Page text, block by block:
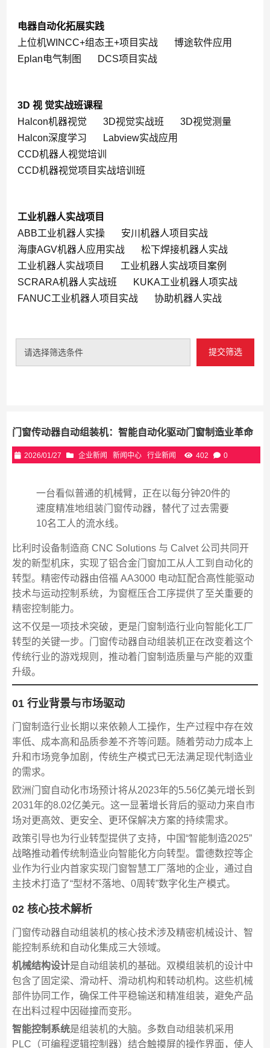
电器自动化拓展实践
上位机WINCC+组态王+项目实战
博途软件应用
Eplan电气制图
DCS项目实战
3D 视 觉实战班课程
Halcon机器视觉
3D视觉实战班
3D视觉测量
Halcon深度学习
Labview实战应用
CCD机器人视觉培训
CCD机器视觉项目实战培训班
工业机器人实战项目
ABB工业机器人实操
安川机器人项目实战
海康AGV机器人应用实战
松下焊接机器人实战
工业机器人实战项目
工业机器人实战项目案例
SCRARA机器人实战班
KUKA工业机器人项实战
FANUC工业机器人项目实战
协助机器人实战
请选择筛选条件 提交筛选
门窗传动器自动组装机：智能自动化驱动门窗制造业革命
2026/01/27 企业新闻 新闻中心 行业新闻 402 0
一台看似普通的机械臂，正在以每分钟20件的
速度精准地组装门窗传动器，替代了过去需要
10名工人的流水线。
比利时设备制造商 CNC Solutions 与 Calvet 公司共同开
发的新型机床，实现了铝合金门窗加工从人工到自动化的
转型。精密传动器由倍福 AA3000 电动缸配合高性能驱动
技术与运动控制系统，为窗框压合工序提供了至关重要的
精密控制能力。
这不仅是一项技术突破，更是门窗制造行业向智能化工厂
转型的关键一步。门窗传动器自动组装机正在改变着这个
传统行业的游戏规则，推动着门窗制造质量与产能的双重
升级。
01 行业背景与市场驱动
门窗制造行业长期以来依赖人工操作，生产过程中存在效
率低、成本高和品质参差不齐等问题。随着劳动力成本上
升和市场竞争加剧，传统生产模式已无法满足现代制造业
的需求。
欧洲门窗自动化市场预计将从2023年的5.56亿美元增长到
2031年的8.02亿美元。这一显著增长背后的驱动力来自市
场对更高效、更安全、更环保解决方案的持续需求。
政策引导也为行业转型提供了支持，中国“智能制造2025”
战略推动着传统制造业向智能化方向转型。雷德数控等企
业作为行业内首家实现门窗智慧工厂落地的企业，通过自
主技术打造了“型材不落地、0周转”数字化生产模式。
02 核心技术解析
门窗传动器自动组装机的核心技术涉及精密机械设计、智
能控制系统和自动化集成三大领域。
机械结构设计是自动组装机的基础。双模组装机的设计中
包含了固定梁、滑动杆、滑动机构和转动机构。这些机械
部件协同工作，确保工件平稳输送和精准组装，避免产品
在出料过程中因碰撞而变形。
智能控制系统是组装机的大脑。多数自动组装机采用
PLC（可编程逻辑控制器）结合触摸屏的操作界面，使人